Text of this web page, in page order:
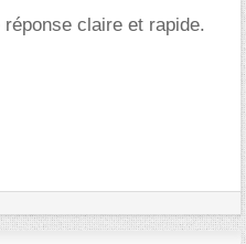
claire et rapide.